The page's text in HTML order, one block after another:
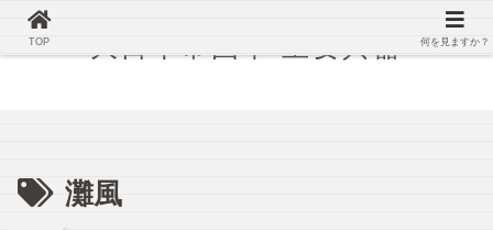
灘風
TOP 何を見ますか？